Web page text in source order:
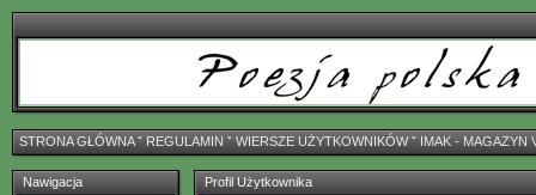
STRONA GŁÓWNAˇ REGULAMIN ˇ WIERSZE UŻYTKOWNIKÓWˇ IMAK - MAGAZYN
Nawigacja Profil Użytkownika